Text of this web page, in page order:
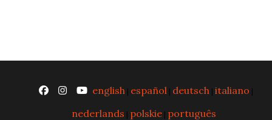
english | español | deutsch |italiano |
nederlands | polskie| português